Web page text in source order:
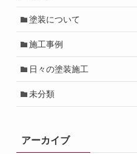
塗装について
施工事例
日々の塗装施工
未分類
アーカイブ